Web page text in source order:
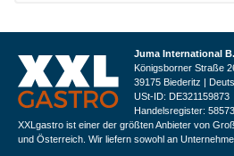
Juma International
Königsborner Straße
39175 Biederitz |
USt-ID: DE321159873
Handelsregister:
XXLgastro ist einer der größten Anbieter von
und Österreich. Wir liefern sowohl an